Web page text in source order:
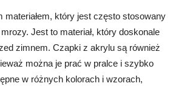
który jest często stosowany
Jest to materiał, który doskonale
zimnem. Czapki z akrylu są również
można je prać w pralce i szybko
w różnych kolorach i wzorach,